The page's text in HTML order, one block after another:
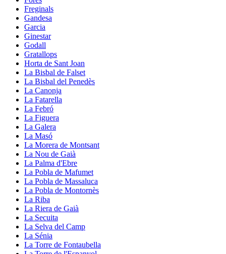
Freginals
Gandesa
Garcia
Ginestar
Godall
Gratallops
Horta de Sant Joan
La Bisbal de Falset
La Bisbal del Penedès
La Canonja
La Fatarella
La Febró
La Figuera
La Galera
La Masó
La Morera de Montsant
La Nou de Gaià
La Palma d'Ebre
La Pobla de Mafumet
La Pobla de Massaluca
La Pobla de Montornès
La Riba
La Riera de Gaià
La Secuita
La Selva del Camp
La Sénia
La Torre de Fontaubella